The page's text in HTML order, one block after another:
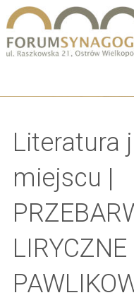
Literatura
miejscu |